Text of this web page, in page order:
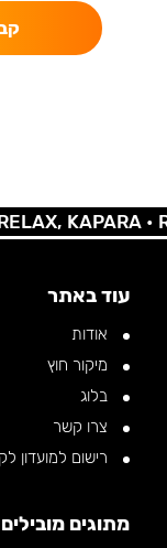
KAPARA •
עוד באתר
אודות
מיקור חוץ
בלוג
צרו קשר
רישום למועדון
מתוגים מובילים